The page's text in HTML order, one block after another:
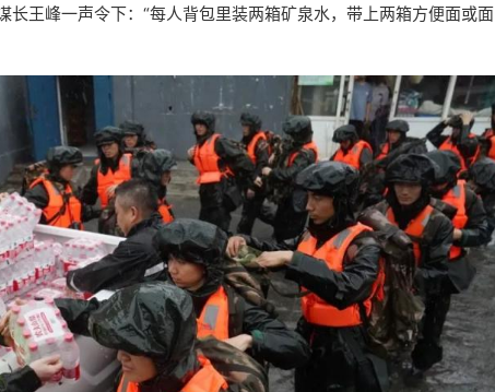
长王峰一声令下：“每人背包里装两箱矿泉水，带上两箱方便面或面